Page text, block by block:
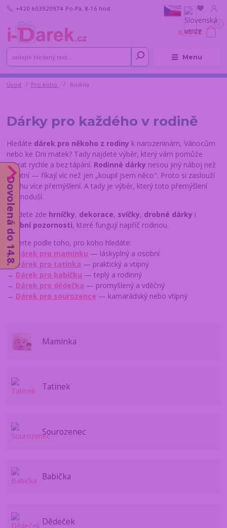
Menu
+420 603920974 Po-Pá, 8-16 hod.
0
0,00 Kč
Úvod Pro koho Rodina
Dárky pro každého v rodině
Hledáte dárek pro někoho z rodiny k narozeninám, Vánocům
nebo ke Dni matek? Tady najdete výběr, který vám pomůže
vybrat rychle a bez tápání. Rodinné dárky nesou jiný náboj než
ostatní — říkají víc než jen „koupil jsem něco". Proto si zaslouží
trochu více přemýšlení. A tady je výběr, který toto přemýšlení
zjednoduší.
Najdete zde hrníčky, dekorace, svíčky, drobné dárky i
osobní pozornosti, které fungují napříč rodinou.
Vyberte podle toho, pro koho hledáte:
→ Dárek pro maminku — láskyplný a osobní
→ Dárek pro tatínka — praktický a vtipný
→ Dárek pro babičku — teplý a rodinný
→ Dárek pro dědečka — promyšlený a vděčný
→ Dárek pro sourozence — kamarádský nebo vtipný
Maminka
Tatínek
Sourozenec
Babička
Dědeček
Dovolená do 14.8.